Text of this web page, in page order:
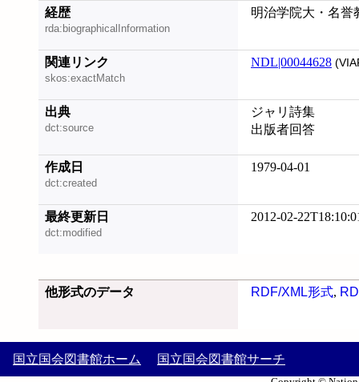
経歴
rda:biographicalInformation
明治学院大・名誉
関連リンク
skos:exactMatch
NDL|00044628
出典
dct:source
ジャリ詩集
出版者回答
作成日
dct:created
1979-04-01
最終更新日
dct:modified
2012-02-
他形式のデータ RDF/XML形式,
国立国会図書館ホーム 国立国会図書館サーチ